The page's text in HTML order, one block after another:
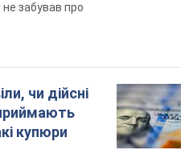
забував про
чи дійсні
купюри